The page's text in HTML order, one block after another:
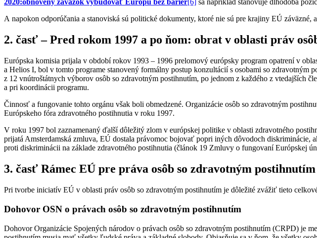
2020:obnovený záväzok vybudovať Európu bez bariér[6] sa napríklad stanovuje dlhodobá
A napokon odporúčania a stanoviská sú politické dokumenty, ktoré nie sú pre krajiny EÚ záväzné,
2. časť – Pred rokom 1997 a po ňom: obrat v oblasti práv
Európska komisia prijala v období rokov 1993 – 1996 prelomový európsky program opatrení v
a Helios I, bol v tomto programe stanovený formálny postup konzultácií s osobami so
z 12 vnútroštátnych výborov osôb so zdravotným postihnutím, po jednom z každého z vtedajších
a pri koordinácii programu.
Činnosť a fungovanie tohto orgánu však boli obmedzené. Organizácie osôb so zdravotným
Európskeho fóra zdravotného postihnutia v roku 1997.
V roku 1997 bol zaznamenaný ďalší dôležitý zlom v európskej politike v oblasti zdravotného
prijatá Amsterdamská zmluva, EÚ dostala právomoc bojovať popri iných dôvodoch diskriminácie,
proti diskriminácii na základe zdravotného postihnutia (článok 19 Zmluvy o fungovaní Európskej
3. časť Rámec EÚ pre práva osôb so zdravotným postihnutím
Pri tvorbe iniciatív EÚ v oblasti práv osôb so zdravotným postihnutím je dôležité zvážiť tieto
Dohovor OSN o právach osôb so zdravotným postihnutím
Dohovor Organizácie Spojených národov o právach osôb so zdravotným postihnutím (CRPD) je